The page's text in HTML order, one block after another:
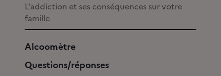
L'addiction et ses conséquences sur votre
famille
Alcoomètre
Questions/réponses